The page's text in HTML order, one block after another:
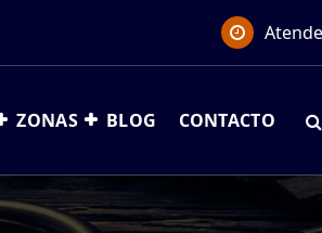
ZONAS BLOG CONTACTO